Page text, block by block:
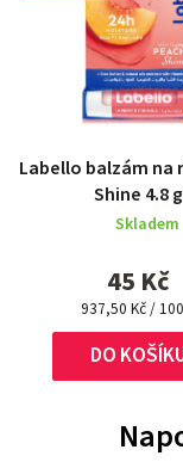
Labello balzám na
Shine 4.8 g
Skladem
45 Kč
Měrná
cena:
937,50 Kč /
DO